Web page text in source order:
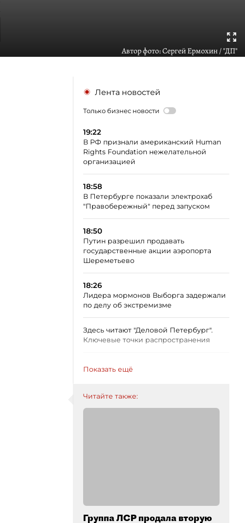
Автор фото:Сергей Ермохин / "ДП"
Лента новостей
Только бизнес новости
19:22
В РФ признали американский Human
Rights Foundation нежелательной
организацией
18:58
В Петербурге показали электрохаб
"Правобережный" перед запуском
18:50
Путин разрешил продавать
государственные акции аэропорта
Шереметьево
18:26
Лидера мормонов Выборга задержали
по делу об экстремизме
Здесь читают "Деловой Петербург".
Ключевые точки распространения
Показать ещё
Читайте также:
Группа ЛСР продала вторую